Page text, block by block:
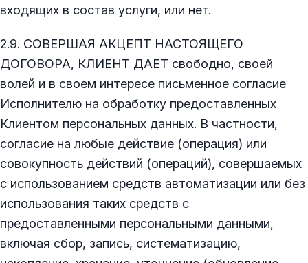
входящих в состав услуги, или нет.
2.9. СОВЕРШАЯ АКЦЕПТ НАСТОЯЩЕГО
ДОГОВОРА, КЛИЕНТ ДАЕТ свободно, своей
волей и в своем интересе письменное согласие
Исполнителю на обработку предоставленных
Клиентом персональных данных. В частности,
согласие на любые действие (операция) или
совокупность действий (операций), совершаемых
с использованием средств автоматизации или без
использования таких средств с
предоставленными персональными данными,
включая сбор, запись, систематизацию,